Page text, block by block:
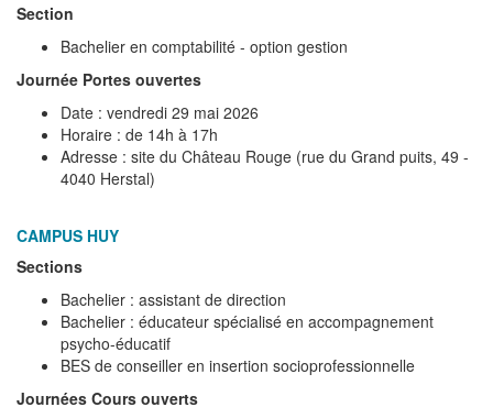
Section
Bachelier en comptabilité - option gestion
Journée Portes ouvertes
Date : vendredi 29 mai 2026
Horaire : de 14h à 17h
Adresse : site du Château Rouge (rue du Grand puits, 49 -
4040 Herstal)
CAMPUS HUY
Sections
Bachelier : assistant de direction
Bachelier : éducateur spécialisé en accompagnement
psycho-éducatif
BES de conseiller en insertion socioprofessionnelle
Journées Cours ouverts